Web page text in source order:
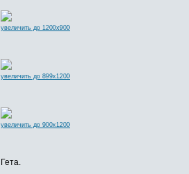
увеличить до 1200x900
увеличить до 899x1200
увеличить до 900x1200
Гета.